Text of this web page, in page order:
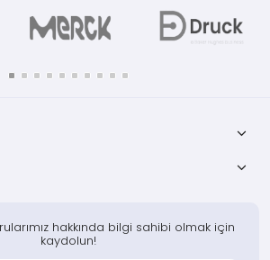
hakkında bilgi sahibi olmak için
kaydolun!